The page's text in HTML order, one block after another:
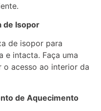
de Isopor
de isopor para
e intacta. Faça uma
acesso ao interior da
de Aquecimento